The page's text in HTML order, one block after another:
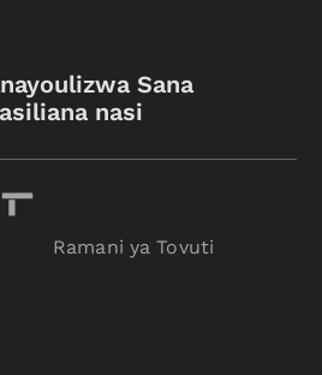
Sana
nasi
Ramani ya Tovuti